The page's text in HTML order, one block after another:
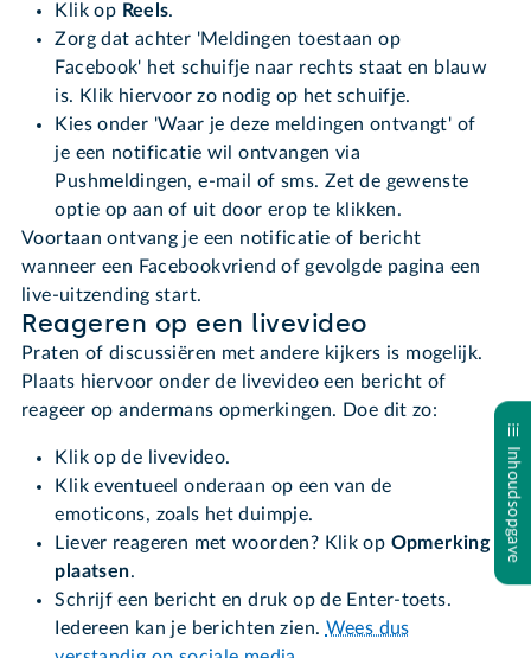
Klik op Reels.
Zorg dat achter 'Meldingen toestaan op
Facebook' het schuifje naar rechts staat en blauw
is. Klik hiervoor zo nodig op het schuifje.
Kies onder 'Waar je deze meldingen ontvangt' of
je een notificatie wil ontvangen via
Pushmeldingen, e-mail of sms. Zet de gewenste
optie op aan of uit door erop te klikken.
Voortaan ontvang je een notificatie of bericht
wanneer een Facebookvriend of gevolgde pagina een
live-uitzending start.
Reageren op een livevideo
Praten of discussiëren met andere kijkers is mogelijk.
Plaats hiervoor onder de livevideo een bericht of
reageer op andermans opmerkingen. Doe dit zo:
Klik op de livevideo.
Klik eventueel onderaan op een van de
emoticons, zoals het duimpje.
Liever reageren met woorden? Klik op Opmerking
plaatsen.
Schrijf een bericht en druk op de Enter-toets.
Iedereen kan je berichten zien. Wees dus
Inhoudsopgave